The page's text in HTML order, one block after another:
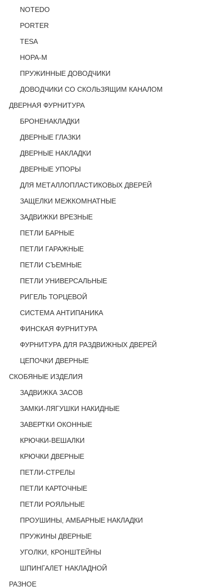
NOTEDO
PORTER
TESA
НОРА-М
ПРУЖИННЫЕ ДОВОДЧИКИ
ДОВОДЧИКИ СО СКОЛЬЗЯЩИМ КАНАЛОМ
ДВЕРНАЯ ФУРНИТУРА
БРОНЕНАКЛАДКИ
ДВЕРНЫЕ ГЛАЗКИ
ДВЕРНЫЕ НАКЛАДКИ
ДВЕРНЫЕ УПОРЫ
ДЛЯ МЕТАЛЛОПЛАСТИКОВЫХ ДВЕРЕЙ
ЗАЩЕЛКИ МЕЖКОМНАТНЫЕ
ЗАДВИЖКИ ВРЕЗНЫЕ
ПЕТЛИ БАРНЫЕ
ПЕТЛИ ГАРАЖНЫЕ
ПЕТЛИ СЪЕМНЫЕ
ПЕТЛИ УНИВЕРСАЛЬНЫЕ
РИГЕЛЬ ТОРЦЕВОЙ
СИСТЕМА АНТИПАНИКА
ФИНСКАЯ ФУРНИТУРА
ФУРНИТУРА ДЛЯ РАЗДВИЖНЫХ ДВЕРЕЙ
ЦЕПОЧКИ ДВЕРНЫЕ
СКОБЯНЫЕ ИЗДЕЛИЯ
ЗАДВИЖКА ЗАСОВ
ЗАМКИ-ЛЯГУШКИ НАКИДНЫЕ
ЗАВЕРТКИ ОКОННЫЕ
КРЮЧКИ-ВЕШАЛКИ
КРЮЧКИ ДВЕРНЫЕ
ПЕТЛИ-СТРЕЛЫ
ПЕТЛИ КАРТОЧНЫЕ
ПЕТЛИ РОЯЛЬНЫЕ
ПРОУШИНЫ, АМБАРНЫЕ НАКЛАДКИ
ПРУЖИНЫ ДВЕРНЫЕ
УГОЛКИ, КРОНШТЕЙНЫ
ШПИНГАЛЕТ НАКЛАДНОЙ
РАЗНОЕ